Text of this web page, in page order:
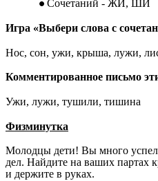
Сочетаний - ЖИ, ШИ
Игра «Выбери слова с
Нос, сон, ужи, крыша, лужи,
Комментированное письмо
Ужи, лужи, тушили, тишина
Физминутка
Молодцы дети! Вы много
дел. Найдите на ваших партах
и держите в руках.